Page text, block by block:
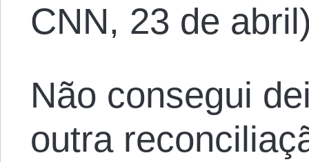
CNN, 23 de
Não consegui
outra